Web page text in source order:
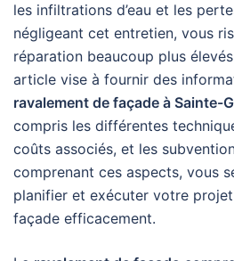
les infiltrations d’eau et les
négligeant cet entretien, vous
réparation beaucoup plus
article vise à fournir des
ravalement de façade à Sainte-
compris les différentes
coûts associés, et les
comprenant ces aspects, vous
planifier et exécuter votre
façade efficacement.